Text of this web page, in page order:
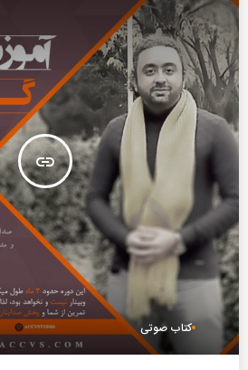
insert_link
کتاب صوتی